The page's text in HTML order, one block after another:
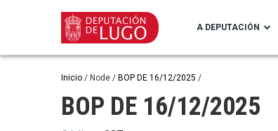
principal
A DEPUTACIÓN
Miga
de
Inicio Node BOP DE 16/12/2025
BOP DE 16/12/2025